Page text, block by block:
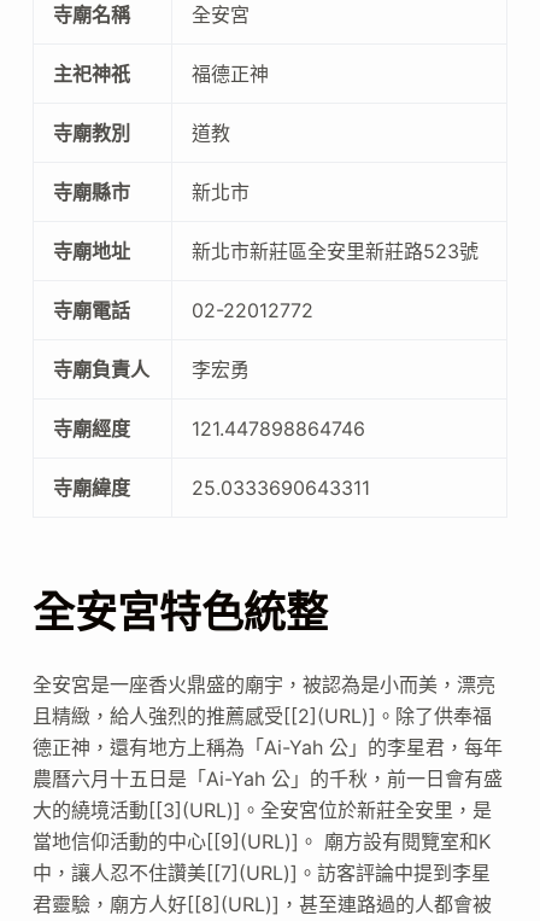
寺廟名稱 全安宮
主祀神祇 福德正神
寺廟教別 道教
寺廟縣市 新北市
寺廟地址 新北市新莊區全安里新莊路523號
寺廟電話 02-22012772
寺廟負責人 李宏勇
寺廟經度 121.447898864746
寺廟緯度 25.0333690643311
全安宮特色統整
全安宮是一座香火鼎盛的廟宇，被認為是小而美，漂亮
且精緻，給人強烈的推薦感受[[2](URL)]。除了供奉福
德正神，還有地方上稱為「Ai-Yah 公」的李星君，每年
農曆六月十五日是「Ai-Yah 公」的千秋，前一日會有盛
大的繞境活動[[3](URL)]。全安宮位於新莊全安里，是
當地信仰活動的中心[[9](URL)]。 廟方設有閱覽室和K
中，讓人忍不住讚美[[7](URL)]。訪客評論中提到李星
君靈驗，廟方人好[[8](URL)]，甚至連路過的人都會被